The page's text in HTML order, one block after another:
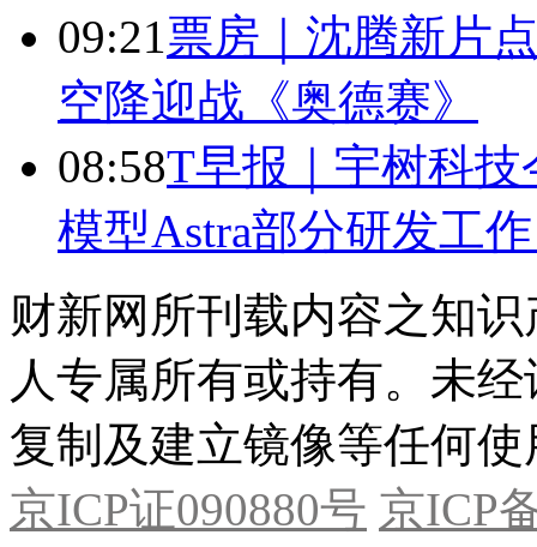
09:21票房｜沈腾新片
空降迎战《奥德赛》
08:58T早报｜宇树科
模型Astra部分研发工
财新网所刊载内容之知
人专属所有或持有。未
复制及建立镜像等任何使
京ICP证090880号 京ICP